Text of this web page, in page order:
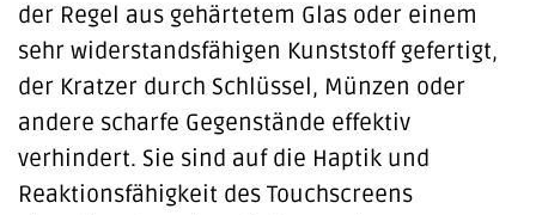
der Regel aus gehärtetem Glas oder einem
sehr widerstandsfähigen Kunststoff gefertigt,
der Kratzer durch Schlüssel, Münzen oder
andere scharfe Gegenstände effektiv
verhindert. Sie sind auf die Haptik und
Reaktionsfähigkeit des Touchscreens